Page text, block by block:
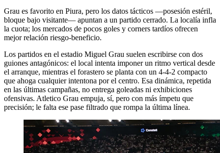
Grau es favorito en Piura, pero los datos tácticos —posesión estéril,
bloque bajo visitante— apuntan a un partido cerrado. La localía infla
la cuota; los mercados de pocos goles y corners tardíos ofrecen
mejor relación riesgo-beneficio.
Los partidos en el estadio Miguel Grau suelen escribirse con dos
guiones antagónicos: el local intenta imponer un ritmo vertical desde
el arranque, mientras el forastero se planta con un 4-4-2 compacto
que ahoga cualquier intentona por el centro. Esa dinámica, repetida
en las últimas campañas, no entrega goleadas ni exhibiciones
ofensivas. Atletico Grau empuja, sí, pero con más ímpetu que
precisión; le falta ese pase filtrado que rompa la última línea.